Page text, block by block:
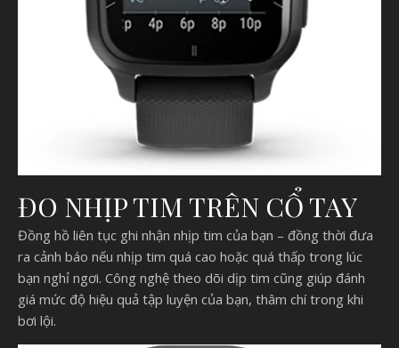
ĐO NHỊP TIM TRÊN CỔ TAY
Đồng hồ liên tục ghi nhận nhịp tim của bạn – đồng thời đưa
ra cảnh báo nếu nhịp tim quá cao hoặc quá thấp trong lúc
bạn nghỉ ngơi. Công nghệ theo dõi dịp tim cũng giúp đánh
giá mức độ hiệu quả tập luyện của bạn, thâm chí trong khi
bơi lội.